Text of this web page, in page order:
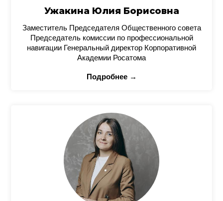
Ужакина Юлия Борисовна
Заместитель Председателя Общественного совета
Председатель комиссии по профессиональной
навигации Генеральный директор Корпоративной
Академии Росатома
Подробнее →